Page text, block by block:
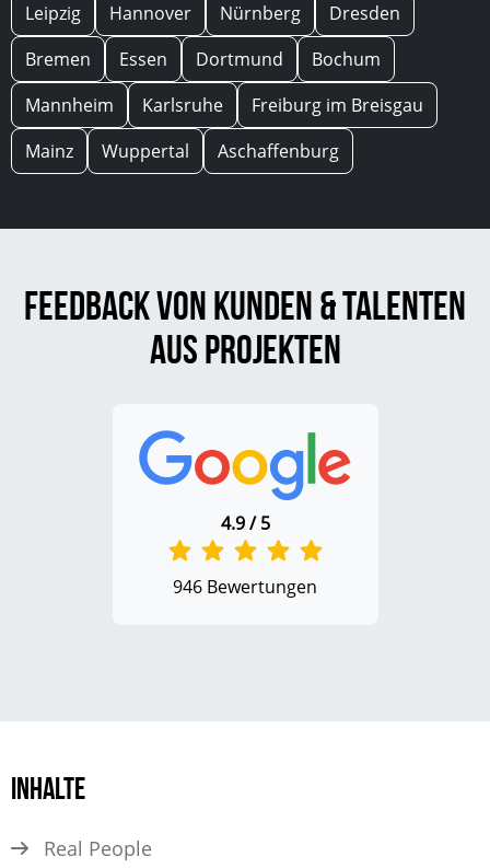
Leipzig
Hannover Nürnberg
Dresden
Bremen
Essen Dortmund
Bochum
Mannheim
Karlsruhe
Freiburg im Breisgau
Mainz
Wuppertal Aschaffenburg
Feedback von Kunden & Talenten
aus Projekten
4.9 / 5
946 Bewertungen
Inhalte
Real People